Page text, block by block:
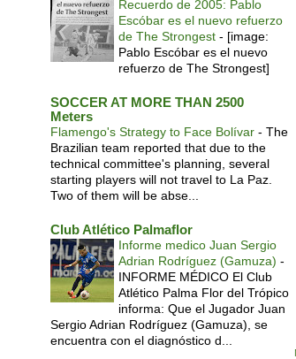
Recuerdo de 2005: Pablo
Escóbar es el nuevo refuerzo
de The Strongest - [image:
Pablo Escóbar es el nuevo
refuerzo de The Strongest]
SOCCER AT MORE THAN 2500
Meters
Flamengo's Strategy to Face Bolívar - The
Brazilian team reported that due to the
technical committee's planning, several
starting players will not travel to La Paz.
Two of them will be abse...
Club Atlético Palmaflor
Informe medico Juan Sergio
Adrian Rodríguez (Gamuza) -
INFORME MÉDICO El Club
Atlético Palma Flor del Trópico
informa: Que el Jugador Juan
Sergio Adrian Rodríguez (Gamuza), se
encuentra con el diagnóstico d...